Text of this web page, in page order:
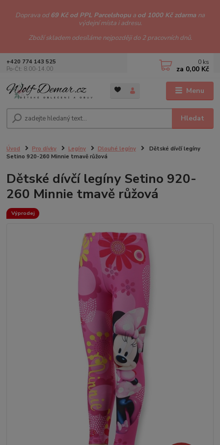
Doprava od69 Kč od PPL Parcelshopu a od 1000 Kč zdarma na
výdejní místa i adresu.
Zboží skladem odesíláme nejpozději do 2 pracovních dnů.
Menu
Hledat
+420 774 143 525
Po-Čt: 8.00-14.00
0 ks
za 0,00 Kč
Úvod Pro dívky Legíny Dlouhé legíny
Dětské dívčí legíny
Setino 920-260 Minnie tmavě růžová
Dětské dívčí legíny Setino 920-
260 Minnie tmavě růžová
Výprodej